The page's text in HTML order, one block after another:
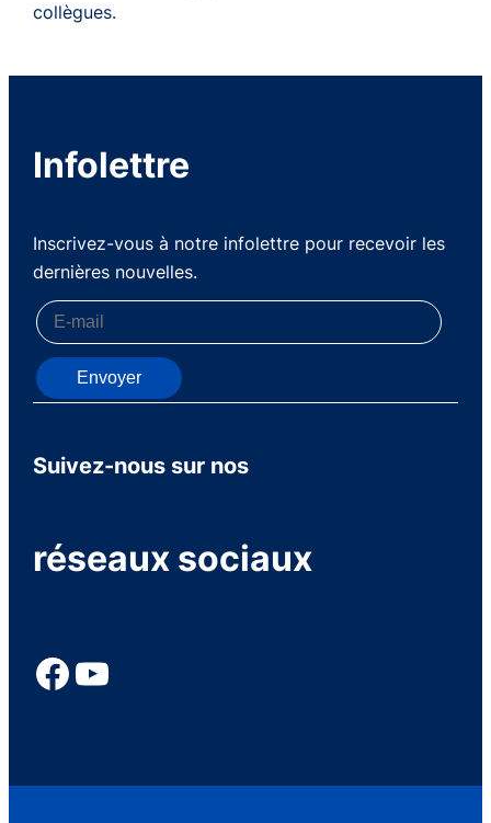
collègues.
Infolettre
Inscrivez-vous à notre infolettre pour recevoir les
dernières nouvelles.
Envoyer
Suivez-nous sur nos
réseaux sociaux